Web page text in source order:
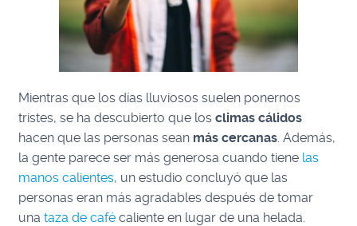
Mientras que los días lluviosos suelen ponernos
tristes, se ha descubierto que losclimas cálidos
hacen que las personas sean más cercanas. Además,
la gente parece ser más generosa cuando tiene las
manos calientes, un estudio concluyó que las
personas eran más agradables después de tomar
unataza de café caliente en lugar de una helada.